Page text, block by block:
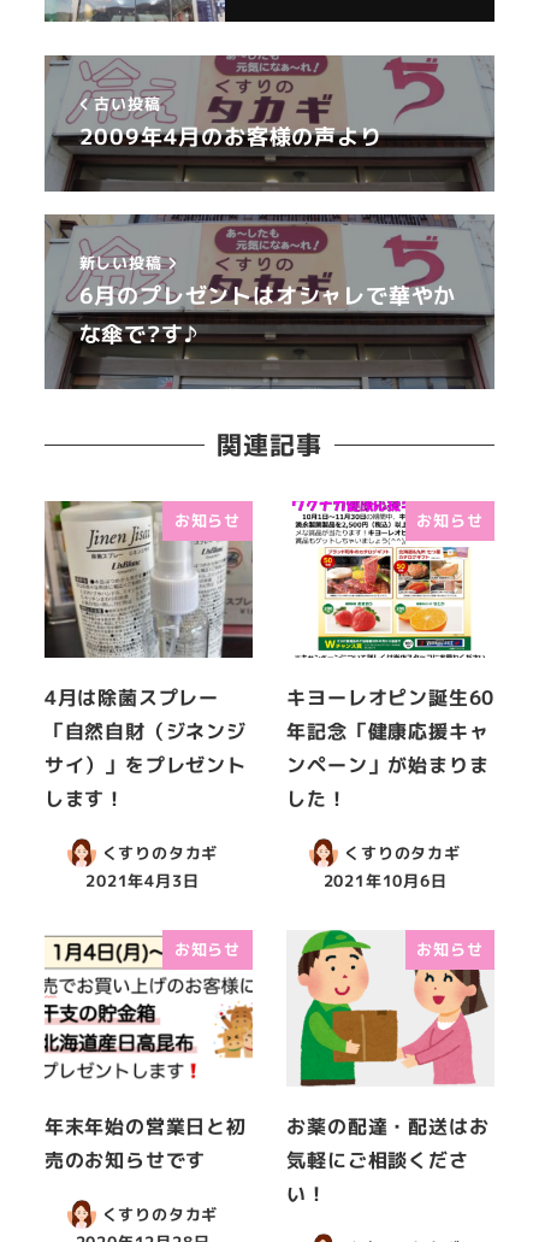
古い投稿
2009年4月のお客様の声より
新しい投稿
6月のプレゼントはオシャレで華やか
な傘で?す♪
関連記事
お知らせ
4月は除菌スプレー
「自然自財（ジネンジ
サイ）」をプレゼント
します！
くすりのタカギ
2021年4月3日
お知らせ
キヨーレオピン誕生60
年記念「健康応援キャ
ンペーン」が始まりま
した！
くすりのタカギ
2021年10月6日
お知らせ
年末年始の営業日と初
売のお知らせです
くすりのタカギ
お知らせ
お薬の配達・配送はお
気軽にご相談くださ
い！